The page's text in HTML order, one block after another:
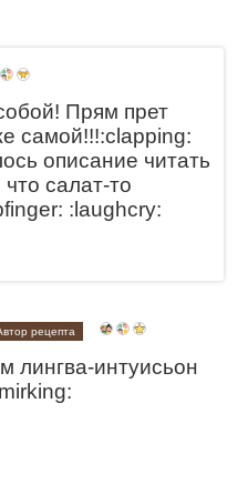
Прям прет
самой!!!:clapping:
описание читать
салат-то
:laughcry:
рецепта
лингва-интуисьон